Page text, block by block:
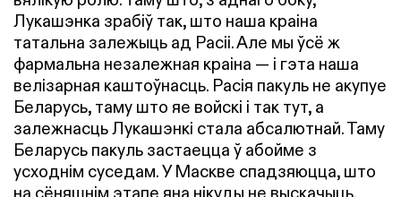
Лукашэнка зрабіў так, што наша краіна
татальна залежыць ад Расіі. Але мы ўсё ж
фармальна незалежная краіна — і гэта наша
велізарная каштоўнасць. Расія пакуль не акупуе
Беларусь, таму што яе войскі і так тут, а
залежнасць Лукашэнкі стала абсалютнай. Таму
Беларусь пакуль застаецца ў абойме з
усходнім суседам. У Маскве спадзяюцца, што
на сёняшнім этапе яна нікуды не выскачыць.